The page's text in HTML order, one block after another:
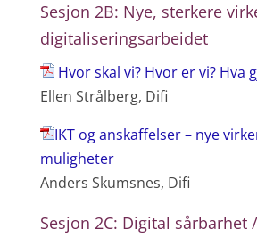
Sesjon 2B: Nye, sterkere
digitaliseringsarbeidet
Hvor skal vi? Hvor er vi? Hva
Ellen Strålberg, Difi
IKT og anskaffelser – nye
muligheter
Anders Skumsnes, Difi
Sesjon 2C: Digital sårbarhet